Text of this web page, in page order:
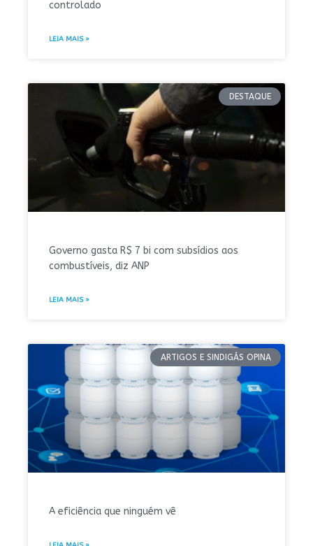
controlado
LEIA MAIS »
DESTAQUE
Governo gasta R$ 7 bi com subsídios aos
combustíveis, diz ANP
LEIA MAIS »
ARTIGOS E SINDIGÁS OPINA
A eficiência que ninguém vê